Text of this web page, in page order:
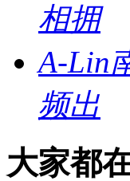
相拥
A-Lin
频出
大家都